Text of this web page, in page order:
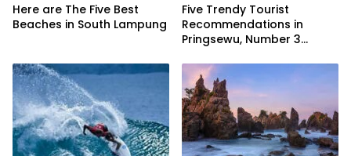
Here are The Five Best
Beaches in South Lampung
Five Trendy Tourist
Recommendations in
Pringsewu, Number 3
President